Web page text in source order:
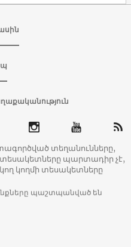
տեղանունները,
պարտադիր չէ,
կողմի տեսակետները
պաշտպանված են